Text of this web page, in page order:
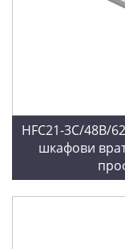
HFC21-3C/48B/
шкафови